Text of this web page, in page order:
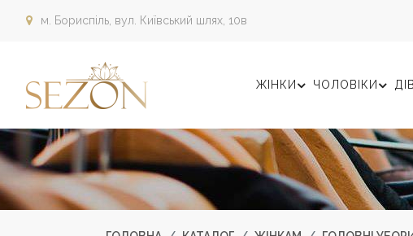
м. Бориспіль, вул. Київський шлях, 10в
ЖІНКИ ЧОЛОВІКИ